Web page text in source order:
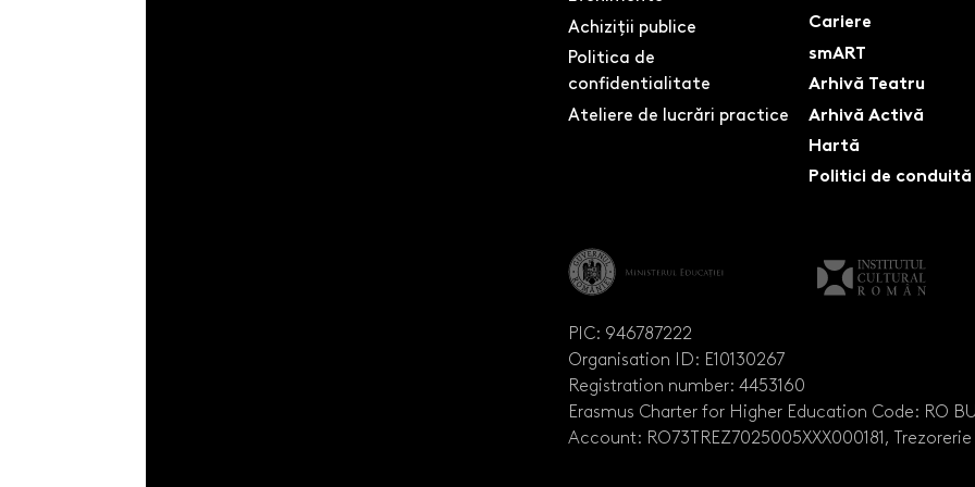
Achiziții publice
Politica de
confidentialitate
Ateliere de lucrări practice
Cariere
smART
Arhivă Teatru
Arhivă Activă
Hartă
Politici de conduită
PIC: 946787222
Organisation ID: E10130267
Registration number: 4453160
Erasmus Charter for Higher Education Code: RO
Account: RO73TREZ7025005XXX000181,